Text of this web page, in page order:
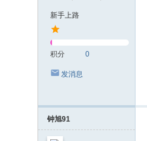
新手上路
积分 0
发消息
钟旭91